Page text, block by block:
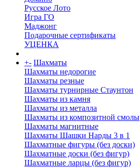
Русское Лото
Игра ГО
Маджонг
Подарочные сертификаты
УЦЕНКА
+- Шахматы
Шахматы недорогие
Шахматы резные
Шахматы турнирные Стаунтон
Шахматы из камня
Шахматы из металла
Шахматы из композитной смолы
Шахматы магнитные
Шахматы Шашки Нарды 3 в 1
Шахматные фигуры (без доски)
Шахматные доски (без фигур)
Шахматные ларцы (без фигур)